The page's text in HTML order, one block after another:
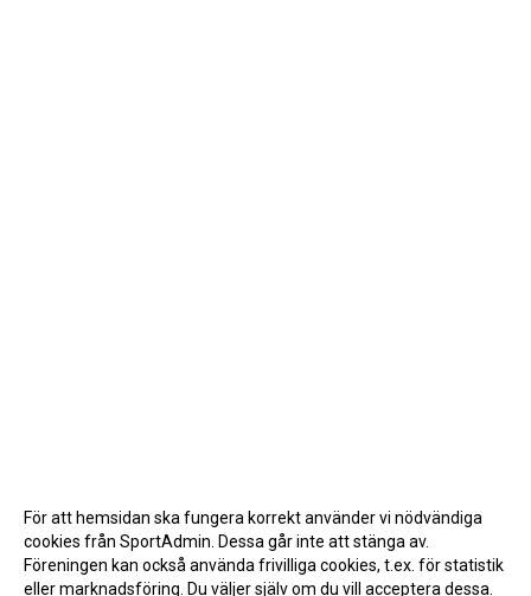
För att hemsidan ska fungera korrekt använder vi nödvändiga
cookies från SportAdmin. Dessa går inte att stänga av.
Föreningen kan också använda frivilliga cookies, t.ex. för statistik
eller marknadsföring. Du väljer själv om du vill acceptera dessa.